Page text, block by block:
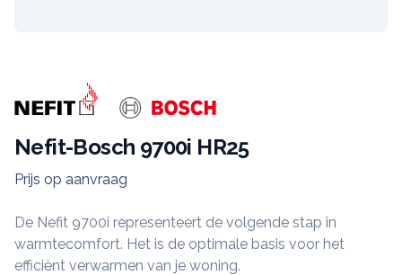
Nefit-Bosch 9700i HR25
Prijs op aanvraag
De Nefit 9700i representeert de volgende stap in
warmtecomfort. Het is de optimale basis voor het
efficiënt verwarmen van je woning.